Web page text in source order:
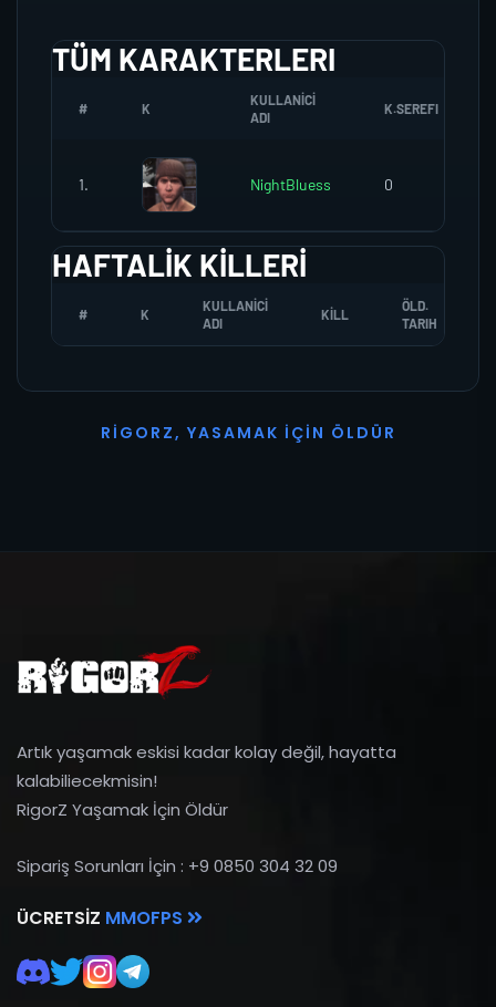
TÜM KARAKTERLERI
# K
KULLANICI
ADI
K.SEREFI
1. NightBluess 0
HAFTALIK KILLERI
# K
KULLANICI
ADI
KILL
ÖLD.
TARIH
R I G O R Z, YASAMAK İ ÇI N Ö L D Ü R
Artık yaşamak eskisi kadar kolay değil, hayatta
kalabiliecekmisin!
RigorZ Yaşamak İçin Öldür
Sipariş Sorunları İçin : +9 0850 304 32 09
ÜCRETSIZ MMOFPS